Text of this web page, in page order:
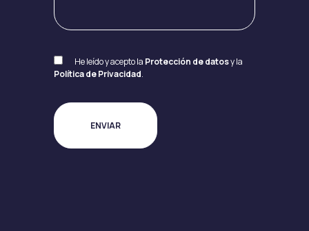
He leído y acepto la Protección de datosy la
Política de Privacidad.